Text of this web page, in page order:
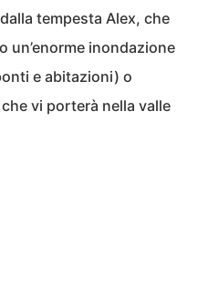
tempesta Alex, che
un’enorme inondazione
e abitazioni) o
vi porterà nella valle